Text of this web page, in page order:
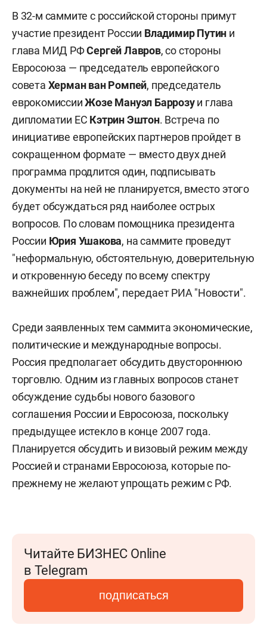
В 32-м саммите с российской стороны примут
участие президент России Владимир Путин и
глава МИД РФСергей Лавров, со стороны
Евросоюза — председатель европейского
совета Херман ван Ромпей, председатель
еврокомиссииЖозе Мануэл Баррозуи глава
дипломатии ЕС Кэтрин Эштон. Встреча по
инициативе европейских партнеров пройдет в
сокращенном формате — вместо двух дней
программа продлится один, подписывать
документы на ней не планируется, вместо этого
будет обсуждаться ряд наиболее острых
вопросов. По словам помощника президента
России Юрия Ушакова, на саммите проведут
"неформальную, обстоятельную, доверительную
и откровенную беседу по всему спектру
важнейших проблем", передает РИА "Новости".
Среди заявленных тем саммита экономические,
политические и международные вопросы.
Россия предполагает обсудить двустороннюю
торговлю. Одним из главных вопросов станет
обсуждение судьбы нового базового
соглашения России и Евросоюза, поскольку
предыдущее истекло в конце 2007 года.
Планируется обсудить и визовый режим между
Россией и странами Евросоюза, которые по-
прежнему не желают упрощать режим с РФ.
Читайте БИЗНЕС Online
в Telegram
подписаться